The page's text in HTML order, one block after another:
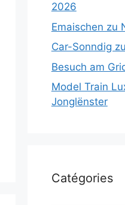
2026
Emaischen zu
Car-Sonndig
Besuch am
Model Train
Jonglënster
Catégories